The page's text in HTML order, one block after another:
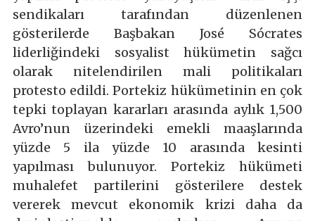
sendikaları tarafından düzenlenen
gösterilerde Başbakan José Sócrates
liderliğindeki sosyalist hükümetin sağcı
olarak nitelendirilen mali politikaları
protesto edildi. Portekiz hükümetinin en çok
tepki toplayan kararları arasında aylık 1,500
Avro’nun üzerindeki emekli maaşlarında
yüzde 5 ila yüzde 10 arasında kesinti
yapılması bulunuyor. Portekiz hükümeti
muhalefet partilerini gösterilere destek
vererek mevcut ekonomik krizi daha da